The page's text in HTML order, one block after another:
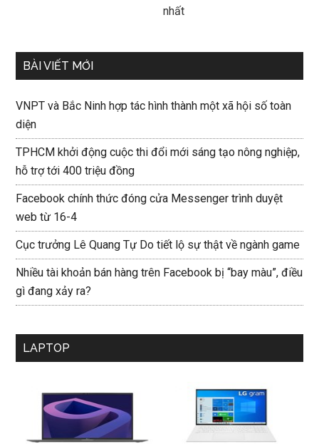
nhất
BÀI VIẾT MỚI
VNPT và Bắc Ninh hợp tác hình thành một xã hội số toàn
diện
TPHCM khởi động cuộc thi đổi mới sáng tạo nông nghiệp,
hỗ trợ tới 400 triệu đồng
Facebook chính thức đóng cửa Messenger trình duyệt
web từ 16-4
Cục trưởng Lê Quang Tự Do tiết lộ sự thật về ngành game
Nhiều tài khoản bán hàng trên Facebook bị “bay màu”, điều
gì đang xảy ra?
LAPTOP